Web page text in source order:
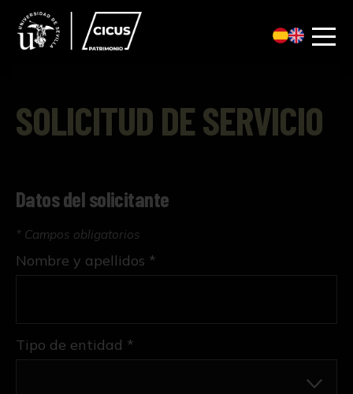
SOLICITUD DE SERVICIO
Datos del solicitante
* Campos obligatorios
Tipo de entidad *
Nombre y apellidos *